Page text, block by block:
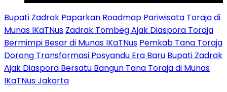
Bupati Zadrak Paparkan Roadmap Pariwisata Toraja di
Munas IKaTNus Zadrak Tombeg Ajak Diaspora Toraja
Bermimpi Besar di Munas IKaTNus Pemkab Tana Toraja
Dorong Transformasi Posyandu Era Baru Bupati Zadrak
Ajak Diaspora Bersatu Bangun Tana Toraja di Munas
IKaTNus Jakarta